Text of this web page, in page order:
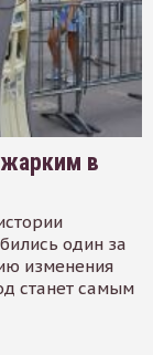
в
один за
изменения
станет самым